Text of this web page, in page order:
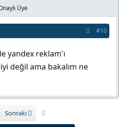
Üye
#10
yandex reklam'ı
değil ama bakalım ne
Sonraki